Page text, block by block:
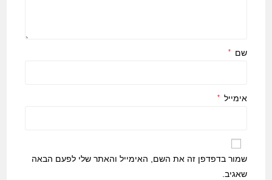
שם *
אימייל *
שמור בדפדפן זה את השם, האימייל והאתר שלי לפעם הבאה
שאגיב.